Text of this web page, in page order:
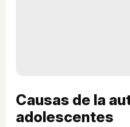
Causas de la
adolescentes